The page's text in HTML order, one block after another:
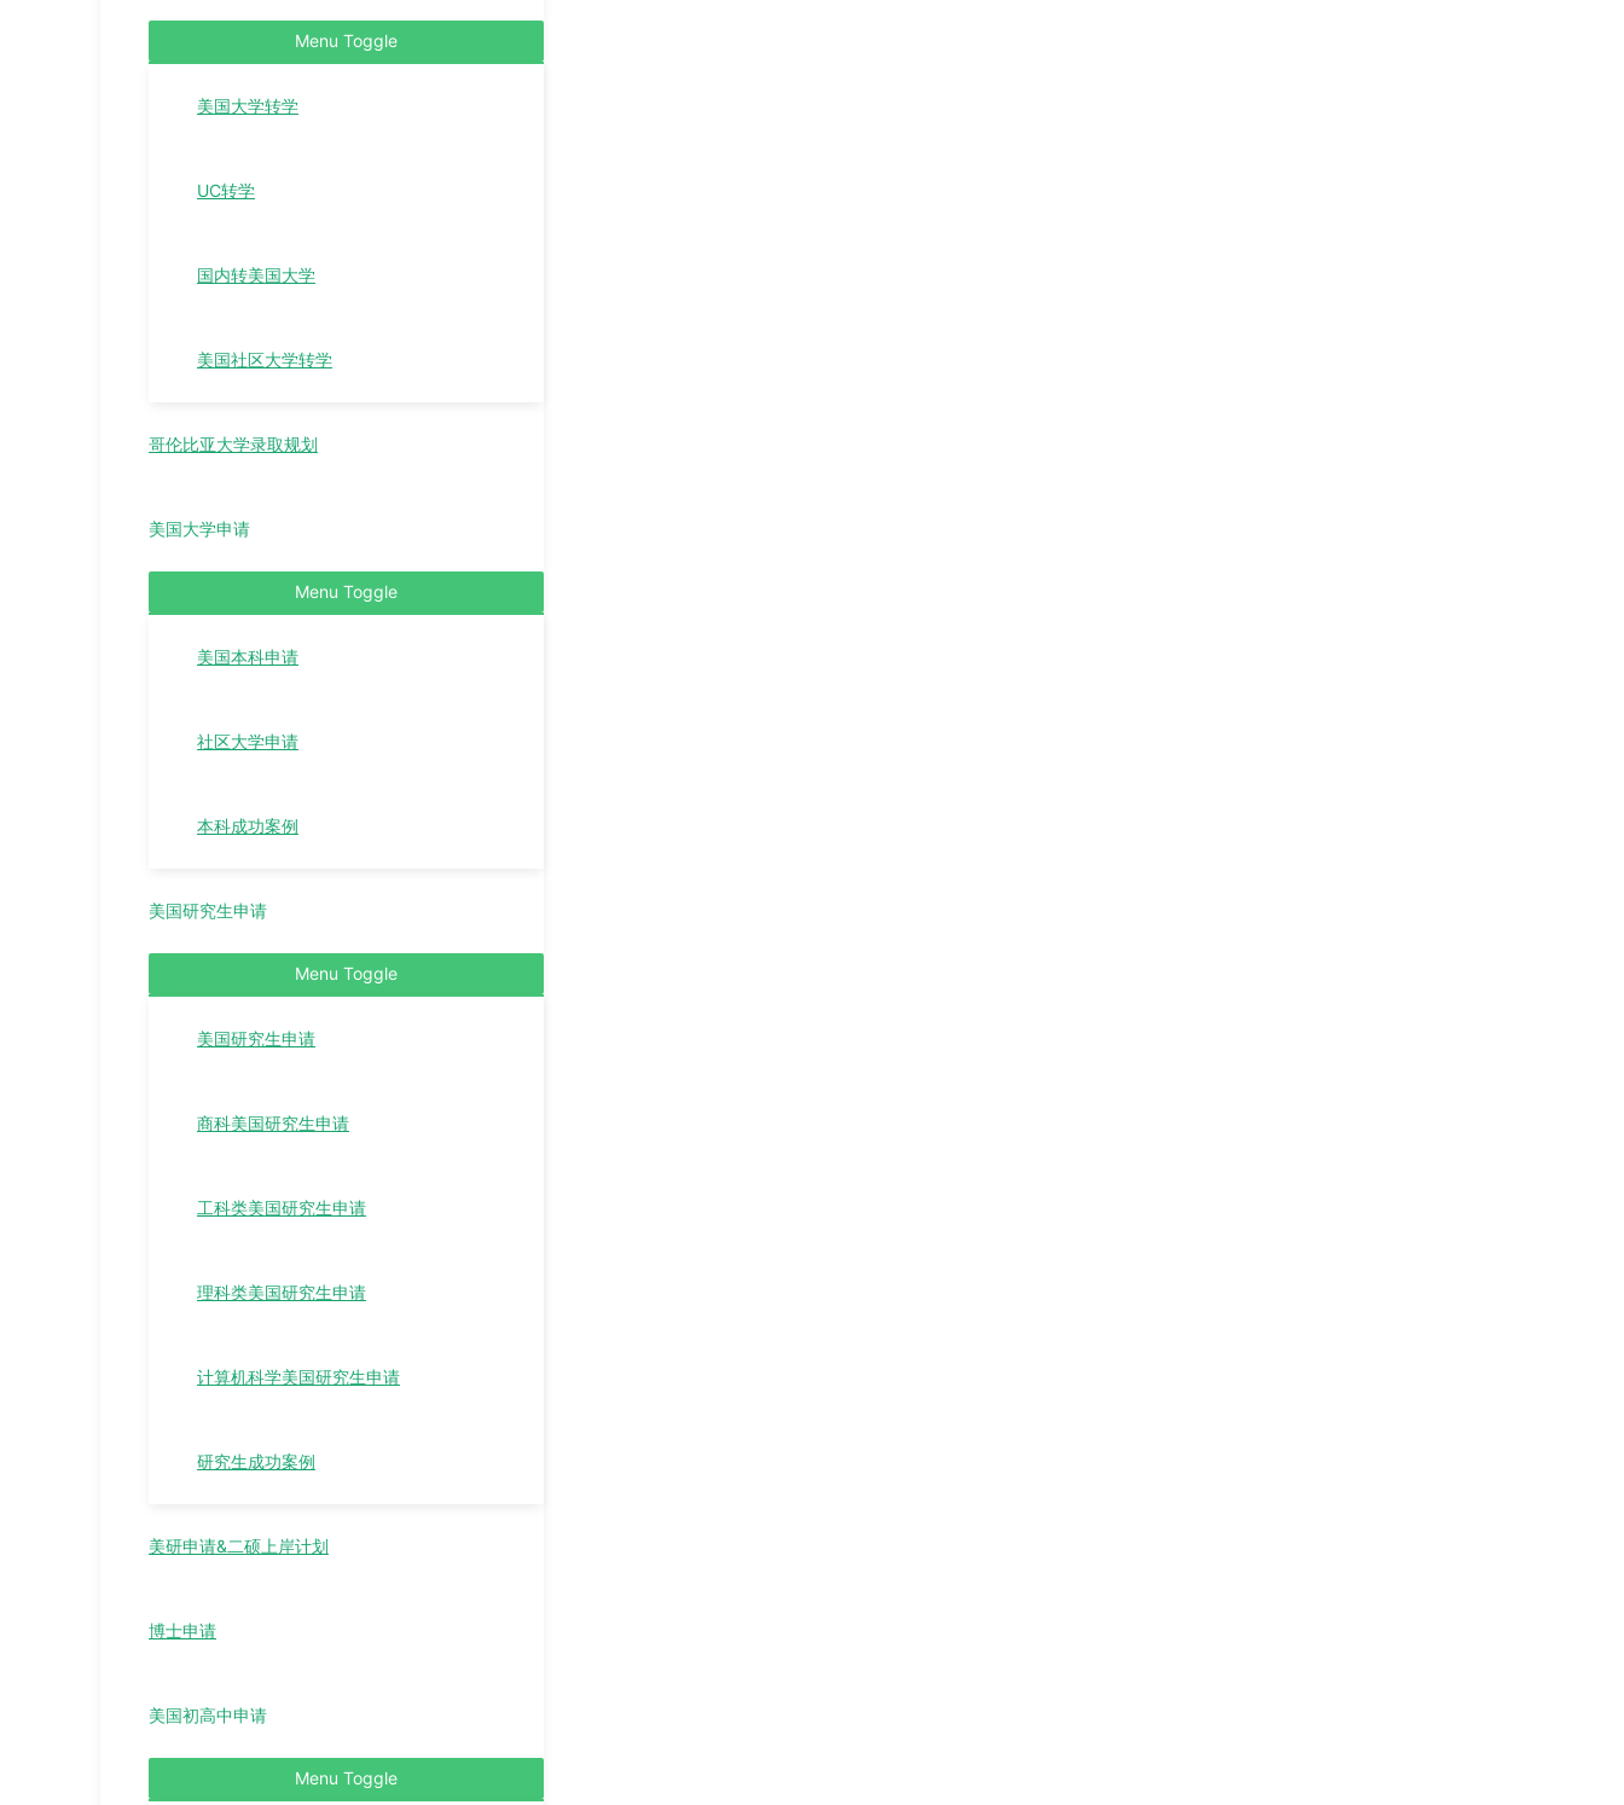
Menu Toggle
美国大学转学
UC转学
国内转美国大学
美国社区大学转学
哥伦比亚大学录取规划
美国大学申请
Menu Toggle
美国本科申请
社区大学申请
本科成功案例
美国研究生申请
Menu Toggle
美国研究生申请
商科美国研究生申请
工科类美国研究生申请
理科类美国研究生申请
计算机科学美国研究生申请
研究生成功案例
美研申请&二硕上岸计划
博士申请
美国初高中申请
Menu Toggle